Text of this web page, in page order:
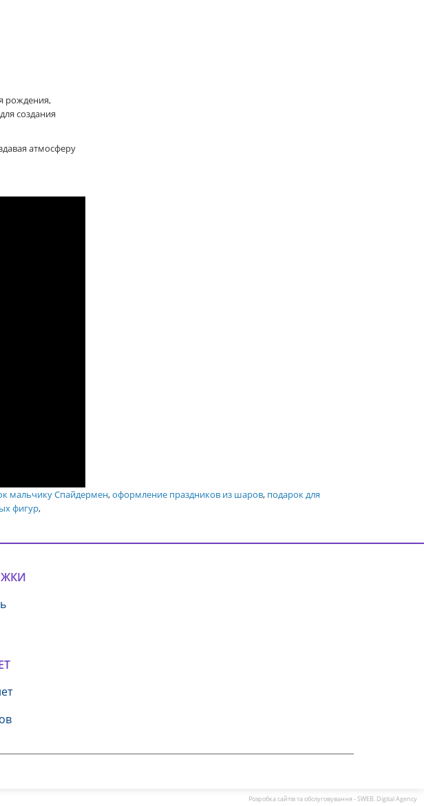
рождения,
создания
атмосферу
мальчику Спайдермен,оформление праздников из шаров, подарок для
фигур,
Розробка сайтів та обслуговування - SWEB. Digital Agency